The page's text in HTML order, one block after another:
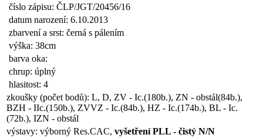
číslo zápisu: ČLP/JGT/20456/16
datum narození: 6.10.2013
zbarvení a srst: černá s pálením
výška: 38cm
barva oka:
chrup: úplný
hlasitost: 4
zkoušky (počet bodů): L, D, ZV - Ic.(180b.), ZN - obstál(84b.),
BZH - IIc.(150b.), ZVVZ - Ic.(84b.), HZ - Ic.(174b.), BL - Ic.
(72b.), IZN - obstál
výstavy: výborný Res.CAC, vyšetření PLL - čistý N/N